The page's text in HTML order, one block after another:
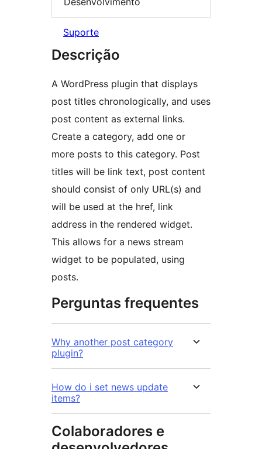
Suporte
Descrição
A WordPress plugin that displays
post titles chronologically, and uses
post content as external links.
Create a category, add one or
more posts to this category. Post
titles will be link text, post content
should consist of only URL(s) and
will be used at the href, link
address in the rendered widget.
This allows for a news stream
widget to be populated, using
posts.
Perguntas frequentes
Why another post category
plugin?
How do i set news update
items?
Colaboradores e